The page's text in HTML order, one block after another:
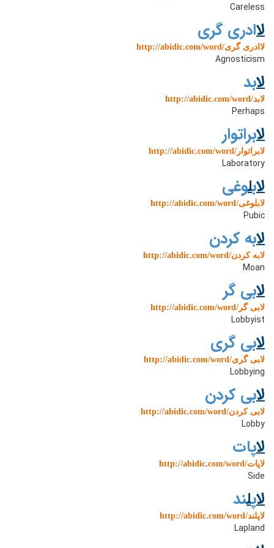
Careless
لاادری گری
http://abidic.com/word/لاادری گری
Agnosticism
لابد
http://abidic.com/word/لابد
Perhaps
لابراتوار
http://abidic.com/word/لابراتوار
Laboratory
لابلوغی
http://abidic.com/word/لابلوغی
Pubic
لابه کردن
http://abidic.com/word/لابه کردن
Moan
لابی گر
http://abidic.com/word/لابی گر
Lobbyist
لابی گری
http://abidic.com/word/لابی گری
Lobbying
لابی کردن
http://abidic.com/word/لابی کردن
Lobby
لاپات
http://abidic.com/word/لاپات
Side
لاپلند
http://abidic.com/word/لاپلند
Lapland